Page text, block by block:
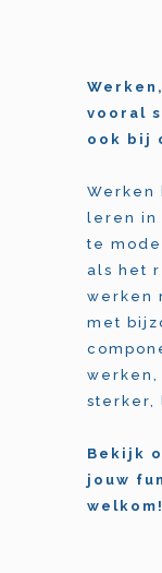
vooral
ook bij
leren in
te
als het
werken
met
sterker,
Bekijk
jouw
welkom!